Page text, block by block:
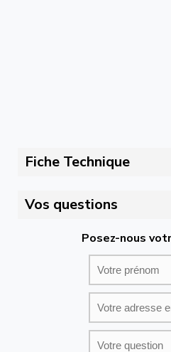
Fiche Technique
Vos questions
Posez-nous